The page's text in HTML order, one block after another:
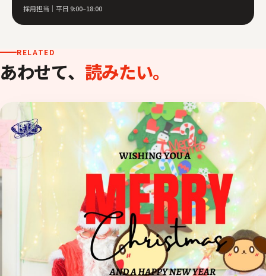
採用担当｜平日 9:00–18:00
RELATED
あわせて、 読みたい。